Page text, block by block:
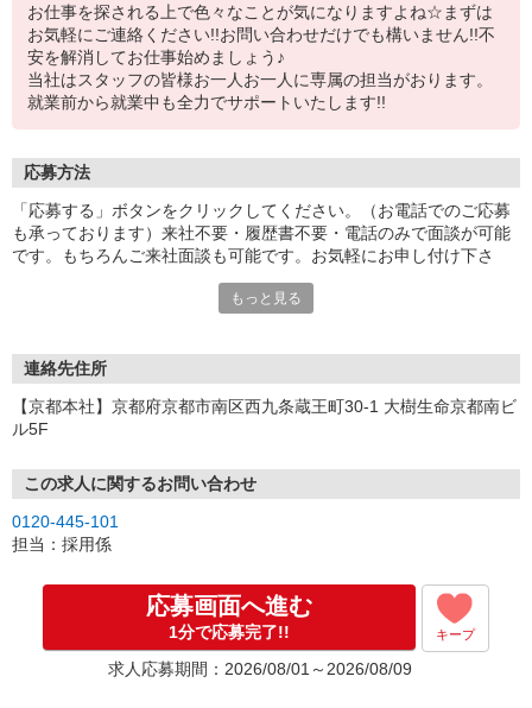
お仕事を探される上で色々なことが気になりますよね☆まずは
お気軽にご連絡ください!!お問い合わせだけでも構いません!!不
安を解消してお仕事始めましょう♪
当社はスタッフの皆様お一人お一人に専属の担当がおります。
就業前から就業中も全力でサポートいたします!!
応募方法
「応募する」ボタンをクリックしてください。（お電話でのご応募
も承っております）来社不要・履歴書不要・電話のみで面談が可能
です。もちろんご来社面談も可能です。お気軽にお申し付け下さ
もっと見る
連絡先住所
【京都本社】京都府京都市南区西九条蔵王町30-1 大樹生命京都南ビ
ル5F
この求人に関するお問い合わせ
0120-445-101
担当：採用係
応募画面へ進む
1分で応募完了!! キープ
求人応募期間：2026/08/01～2026/08/09